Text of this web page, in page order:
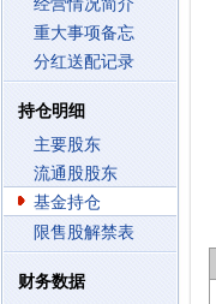
经营情况简介
重大事项备忘
分红送配记录
持仓明细
主要股东
流通股股东
基金持仓
限售股解禁表
财务数据